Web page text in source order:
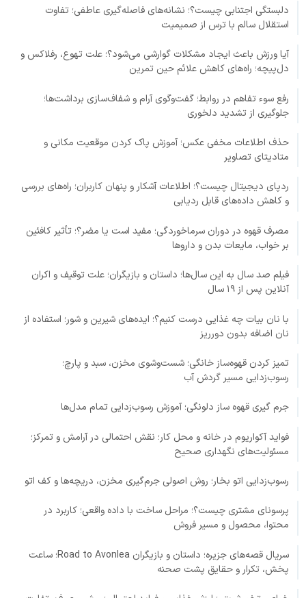
دلبستگی اجتنابی چیست؟؛ نشانه‌های فاصله‌گیری عاطفی؛ تفاوت
استقلال سالم با ترس از صمیمیت
آیا ورزش باعث ایجاد مشکلات گوارشی می‌شود؟؛ علت تهوع، رفلاکس و
دل‌پیچه؛ راه‌های کاهش علائم حین تمرین
رفع سوء تفاهم در روابط؛ گفت‌وگوی آرام و شفاف‌سازی برداشت‌ها؛
جلوگیری از تشدید دلخوری
حذف اطلاعات مخفی عکس؛ آموزش پاک کردن موقعیت مکانی و
متادیتای تصاویر
ردپای دیجیتال چیست؟؛ اطلاعات آشکار و پنهان کاربران؛ راه‌های بررسی
و کاهش داده‌های قابل ردیابی
مصرف قهوه در دوران سرماخوردگی؛ مفید است یا مضر؟؛ تأثیر کافئین
بر خواب، مایعات بدن و داروها
فیلم صد سال به این سال‌ها؛ داستان و بازیگران؛ علت توقیف و اکران
آنلاین پس از ۱۹ سال
با نان بیات چه غذایی درست کنیم؟؛ ایده‌های شیرین و شور؛ استفاده از
نان اضافه بدون دورریز
تمیز کردن قهوه‌ساز خانگی؛ شست‌وشوی مخزن، سبد و پارچ؛
رسوب‌زدایی مسیر گردش آب
جرم گیری قهوه ساز دلونگی؛ آموزش رسوب‌زدایی تمام مدل‌ها
فواید آکواریوم در خانه و محل کار؛ نقش احتمالی در آرامش و تمرکز؛
مسئولیت‌های نگهداری صحیح
رسوب‌زدایی اتو بخار؛ روش اصولی جرم‌گیری مخزن، دریچه‌ها و کف اتو
پرسونای مشتری چیست؟؛ مراحل ساخت با داده واقعی؛ کاربرد در
محتوا، محصول و مسیر فروش
سریال قصه‌های جزیره؛ داستان و بازیگران Road to Avonlea؛ ساعت
پخش، تکرار و حقایق پشت صحنه